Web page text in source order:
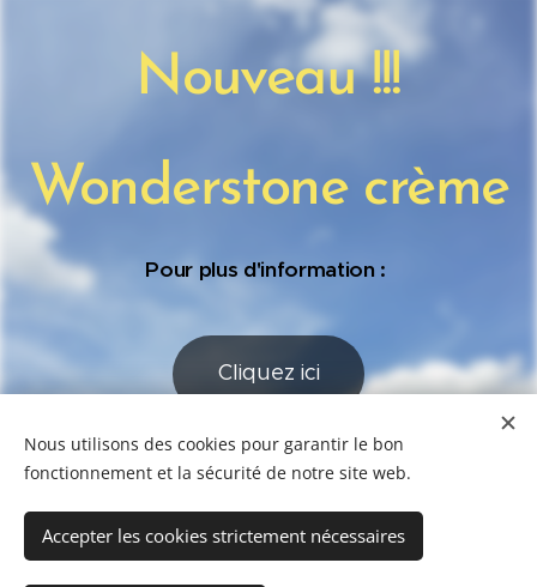
Nouveau !!!
Wonderstone crème
Pour plus d'information :
Cliquez ici
Informationslégales Cookies
Nous utilisons des cookies pour garantir le bon
fonctionnement et la sécurité de notre site web.
Accepter les cookies strictement nécessaires